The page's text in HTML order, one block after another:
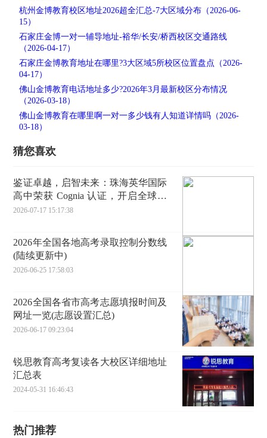
杭州金博教育校区地址2026超全汇总-7大区域分布（2026-06-
15）
石家庄金博一对一辅导地址-裕华/长安/桥西校区交通路线
（2026-04-17）
石家庄金博教育地址在哪里?3大区域5所校区位置盘点（2026-
04-17）
佛山金博教育电话地址多少?2026年3月最新校区分布情况
（2026-03-18）
佛山金博教育在哪里啊一对一多少钱有人知道详情吗（2026-
03-18）
猜您喜欢
鉴证卓越，启智未来：珠海英华国际
高中荣获 Cognia 认证，开启全球教
育新生态
2026-07-17 15:17:38
2026年全国各地高考录取控制分数线
(陆续更新中)
2026-06-25 17:58:03
2026全国各省市高考志愿填报时间及
网址一览(志愿设置汇总)
2026-06-17 09:23:04
锐思教育高考复读各大校区详细地址
汇总表
2024-05-31 16:46:43
热门推荐